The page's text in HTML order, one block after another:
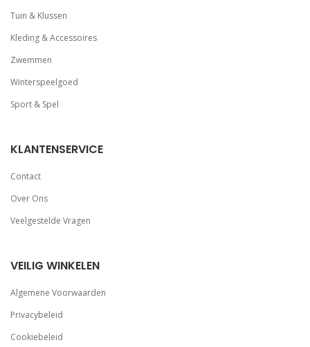
Tuin & Klussen
Kleding & Accessoires
Zwemmen
Winterspeelgoed
Sport & Spel
KLANTENSERVICE
Contact
Over Ons
Veelgestelde Vragen
VEILIG WINKELEN
Algemene Voorwaarden
Privacybeleid
Cookiebeleid